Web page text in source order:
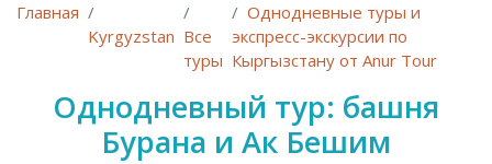
Главная
Kyrgyzstan Все
туры
Однодневные туры и
экспресс-экскурсии по
Кыргызстану от Anur Tour
Однодневный тур: башня
Бурана и Ак Бешим